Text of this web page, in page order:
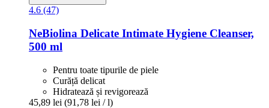
4.6 (47)
NeBiolina Delicate Intimate Hygiene Cleanser,
500 ml
Pentru toate tipurile de piele
Curăță delicat
Hidratează și revigorează
45,89 lei (91,78 lei / l)